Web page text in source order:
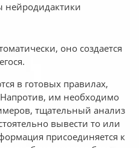
нейродидактики
оно создается
в готовых правилах,
им необходимо
тщательный анализ
вывести то или
присоединяется к